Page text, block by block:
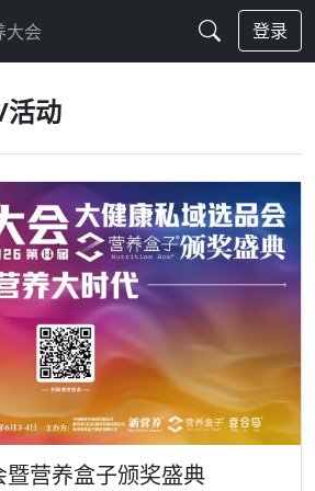
大会 登录
活动
营养盒子颁奖盛典